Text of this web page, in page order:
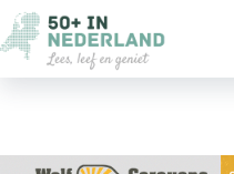
naar
de
inhoud